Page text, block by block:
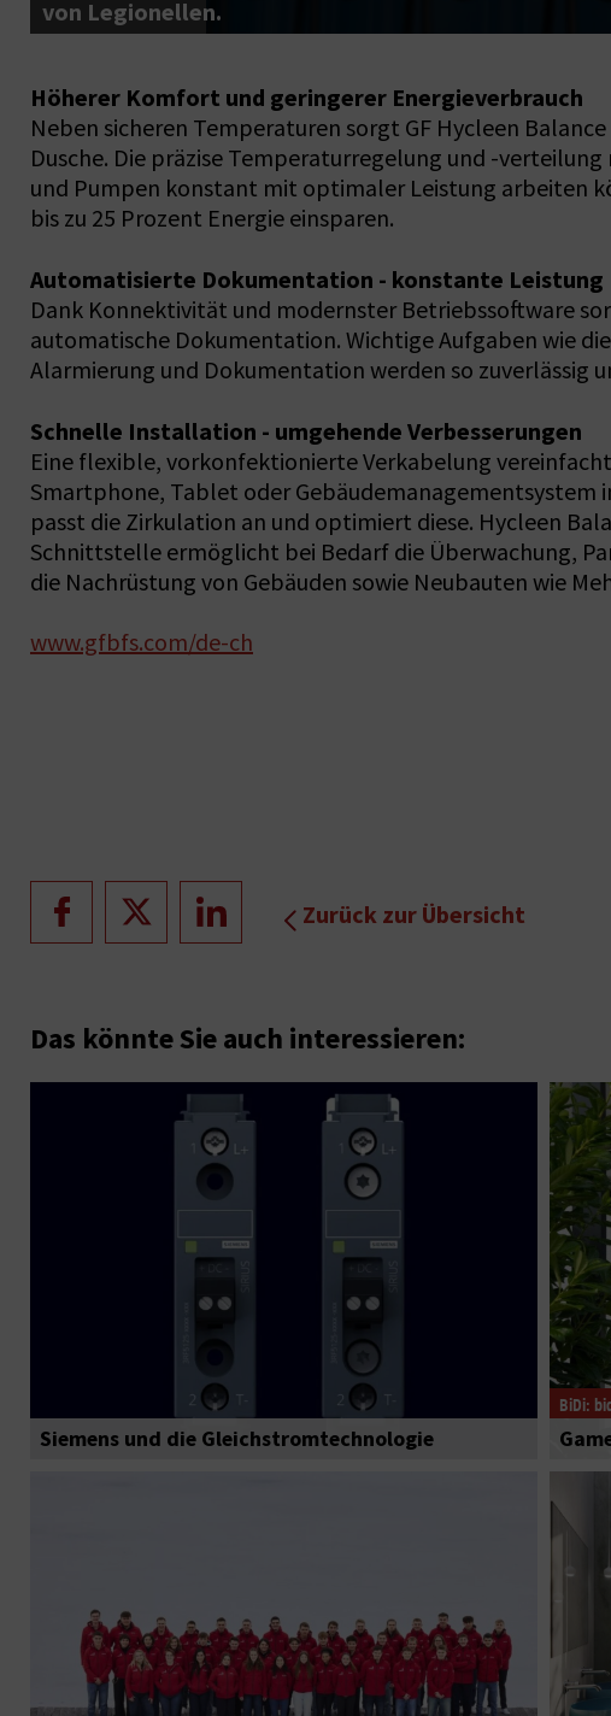
von Legionellen.
Höherer Komfort und geringerer Energieverbrauch
Neben sicheren Temperaturen sorgt GF Hycleen
Dusche. Die präzise Temperaturregelung und -
und Pumpen konstant mit optimaler Leistung arbeiten
bis zu 25 Prozent Energie einsparen.
Automatisierte Dokumentation - konstante Leistung
Dank Konnektivität und modernster Betriebssoftware
automatische Dokumentation. Wichtige Aufgaben wie
Alarmierung und Dokumentation werden so zuverlässig
Schnelle Installation - umgehende Verbesserungen
Eine flexible, vorkonfektionierte Verkabelung
Smartphone, Tablet oder
passt die Zirkulation an und optimiert diese. Hycleen
Schnittstelle ermöglicht bei Bedarf die Überwachung,
die Nachrüstung von Gebäuden sowie Neubauten wie
www.gfbfs.com/de-ch
Zurück zur Übersicht
Das könnte Sie auch interessieren:
Siemens und die Gleichstromtechnologie
BiDi: